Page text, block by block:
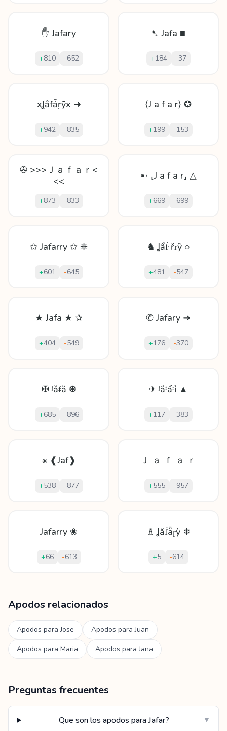
✋ Jafary
+810 -652
➷ Jafa ■
+184 -37
xꞲẳfǡṛȳx ➜
+942 -835
⟨J a f a r⟩ ✪
+199 -153
✇ >>>Ｊａｆａｒ<
<<
+873 -833
➵ ⸤J a f a r⸥ △
+669 -699
✩ Jafarry ✩ ❈
+601 -645
♞ Ʝẩḟᵃřɍỹ ○
+481 -547
★ Jafa ★ ✰
+404 -549
✆ Jafary ➜
+176 -370
✠ ʲǎᵮă ❆
+685 -896
✈ ʲắᶠẩʳỉ ▲
+117 -383
⁕ ❰Jaf❱
+538 -877
Ｊ ａ ｆ ａ ｒ
+555 -957
Jafarry ❀
+66 -613
♗ Ʝăḟǟɼỳ ❄
+5 -614
Apodos relacionados
Apodos paraJose Apodos paraJuan
Apodos para Maria Apodos paraJana
Preguntas frecuentes
Que son los apodos para Jafar? ▼